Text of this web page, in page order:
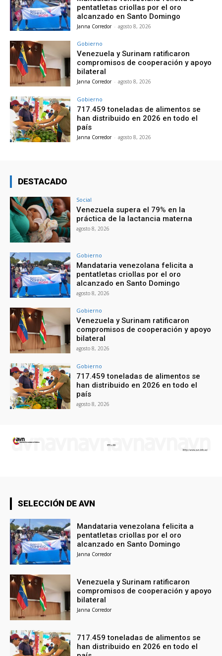
pentatletas criollas por el oro
alcanzado en Santo Domingo
Janna Corredor - agosto 8, 2026
Gobierno
Venezuela y Surinam ratificaron
compromisos de cooperación y apoyo
bilateral
Janna Corredor - agosto 8, 2026
Gobierno
717.459 toneladas de alimentos se
han distribuido en 2026 en todo el
país
Janna Corredor - agosto 8, 2026
DESTACADO
Social
Venezuela supera el 79% en la
práctica de la lactancia materna
agosto 8, 2026
Gobierno
Mandataria venezolana felicita a
pentatletas criollas por el oro
alcanzado en Santo Domingo
agosto 8, 2026
Gobierno
Venezuela y Surinam ratificaron
compromisos de cooperación y apoyo
bilateral
agosto 8, 2026
Gobierno
717.459 toneladas de alimentos se
han distribuido en 2026 en todo el
país
agosto 8, 2026
SELECCIÓN DE AVN
Mandataria venezolana felicita a
pentatletas criollas por el oro
alcanzado en Santo Domingo
Janna Corredor
Venezuela y Surinam ratificaron
compromisos de cooperación y apoyo
bilateral
Janna Corredor
717.459 toneladas de alimentos se
han distribuido en 2026 en todo el